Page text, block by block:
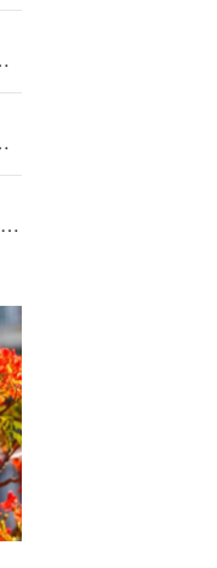
频频“翻车”？
以来首次萎缩
东北证券;：控股子公司下属公司收到移送起诉告知书